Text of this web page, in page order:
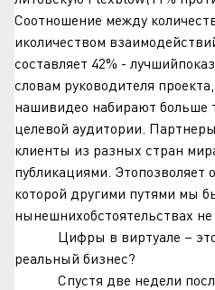
Соотношение между
иколичеством
составляет 42% -
словам руководителя
нашивидео набирают больше
целевой аудитории.
клиенты из разных стран
публикациями. Этопозволяет
которой другими путями мы
нынешнихобстоятельствах не
Цифры в виртуале –
реальный бизнес?
Спустя две недели